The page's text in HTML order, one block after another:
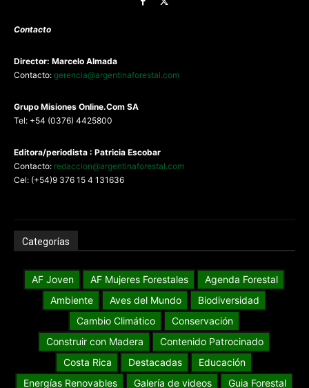
Contacto
Director: Marcelo Almada
Contacto: gerencia@argentinaforestal.com
Grupo Misiones Online.Com SA
Tel: +54 (0376) 4425800
Editora/periodista : Patricia Escobar
Contacto: redaccion@argentinaforestal.com
Cel: (+54)9 376 15 4 131636
Categorías
AF Joven AF Mujeres Forestales
Agenda Forestal
Ambiente
Aves del Mundo
Biodiversidad
Cambio Climático
Conservación
Construir con Madera
Contenido Patrocinado
Costa Rica
Destacadas
Educación
Energías Renovables
Galería de videos
Guia Forestal